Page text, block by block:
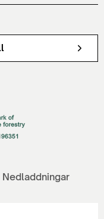
Nedladdningar